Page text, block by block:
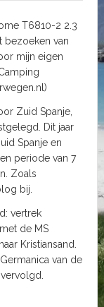
T6810-2 2.3
bezoeken van
mijn eigen
Zuid Spanje,
Dit jaar
Spanje en
periode van 7
Zoals
bij.
vertrek
de MS
Kristiansand.
van de